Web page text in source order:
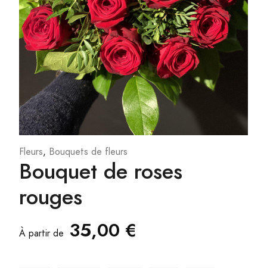
Fleurs, Bouquets de fleurs
Bouquet de roses
rouges
À partir de 35,00 €